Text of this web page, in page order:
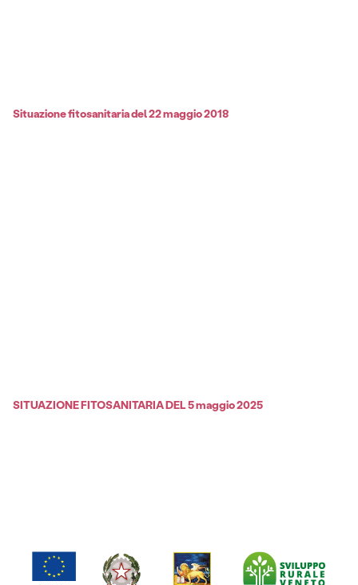
Situazione fitosanitaria del 22 maggio 2018
SITUAZIONE FITOSANITARIA DEL 5 maggio 2025